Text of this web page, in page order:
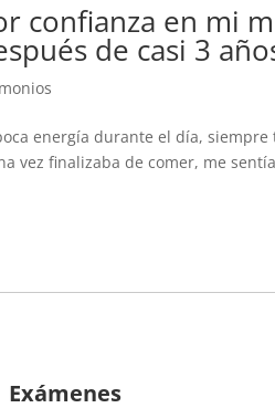
confianza en mi
de casi 3
energía durante el día,
vez finalizaba de comer, me
Exámenes